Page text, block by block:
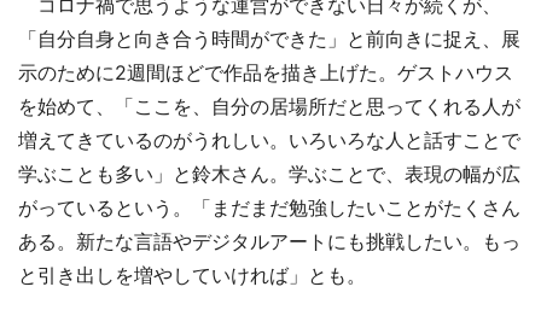
「自分自身と向き合う時間ができた」と前向きに捉え、展
示のために2週間ほどで作品を描き上げた。ゲストハウス
を始めて、「ここを、自分の居場所だと思ってくれる人が
増えてきているのがうれしい。いろいろな人と話すことで
学ぶことも多い」と鈴木さん。学ぶことで、表現の幅が広
がっているという。「まだまだ勉強したいことがたくさん
ある。新たな言語やデジタルアートにも挑戦したい。もっ
と引き出しを増やしていければ」とも。